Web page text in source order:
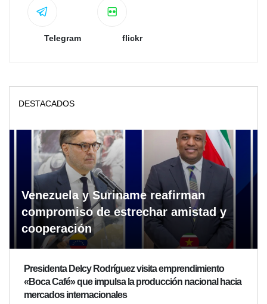
Telegram flickr
DESTACADOS
Venezuela y Suriname reafirman
compromiso de estrechar amistad y
cooperación
Presidenta Delcy Rodríguez visita emprendimiento
«Boca Café» que impulsa la producción nacional hacia
mercados internacionales